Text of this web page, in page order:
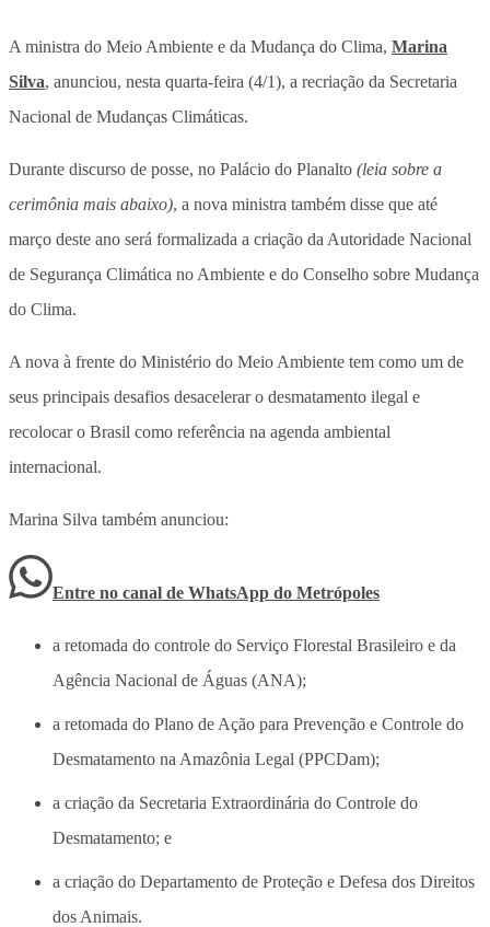
A ministra do Meio Ambiente e da Mudança do Clima, Marina
Silva, anunciou, nesta quarta-feira (4/1), a recriação da Secretaria
Nacional de Mudanças Climáticas.
Durante discurso de posse, no Palácio do Planalto (leia sobre a
cerimônia mais abaixo), a nova ministra também disse que até
março deste ano será formalizada a criação da Autoridade Nacional
de Segurança Climática no Ambiente e do Conselho sobre Mudança
do Clima.
A nova à frente do Ministério do Meio Ambiente tem como um de
seus principais desafios desacelerar o desmatamento ilegal e
recolocar o Brasil como referência na agenda ambiental
internacional.
Marina Silva também anunciou:
Entre no canal de WhatsApp do Metrópoles
a retomada do controle do Serviço Florestal Brasileiro e da
Agência Nacional de Águas (ANA);
a retomada do Plano de Ação para Prevenção e Controle do
Desmatamento na Amazônia Legal (PPCDam);
a criação da Secretaria Extraordinária do Controle do
Desmatamento; e
a criação do Departamento de Proteção e Defesa dos Direitos
dos Animais.